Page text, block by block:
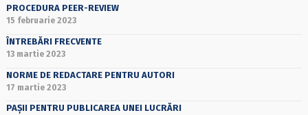
PROCEDURA PEER-REVIEW
15 februarie 2023
ÎNTREBĂRI FRECVENTE
13 martie 2023
NORME DE REDACTARE PENTRU AUTORI
17 martie 2023
PAȘII PENTRU PUBLICAREA UNEI LUCRĂRI